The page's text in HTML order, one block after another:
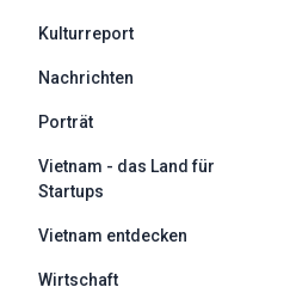
Kulturreport
Nachrichten
Porträt
Vietnam - das Land für
Startups
Vietnam entdecken
Wirtschaft